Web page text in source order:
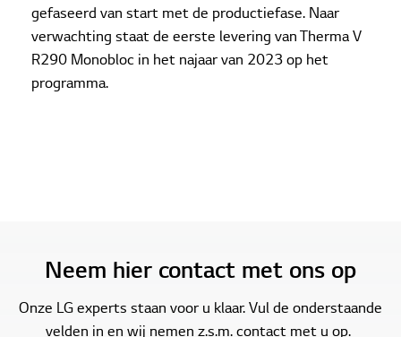
gefaseerd van start met de productiefase. Naar
verwachting staat de eerste levering van Therma V
R290 Monobloc in het najaar van 2023 op het
programma.
Neem hier contact met ons op
Onze LG experts staan voor u klaar. Vul de onderstaande
velden in en wij nemen z.s.m. contact met u op.